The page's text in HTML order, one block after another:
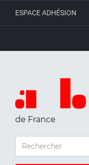
ESPACE ADHÉSION
de France
RECHERCHER